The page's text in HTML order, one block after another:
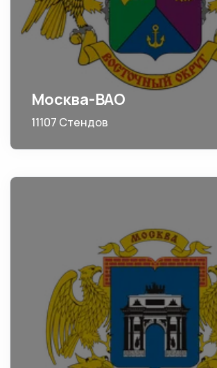
Москва-ВАО
11107 Стендов